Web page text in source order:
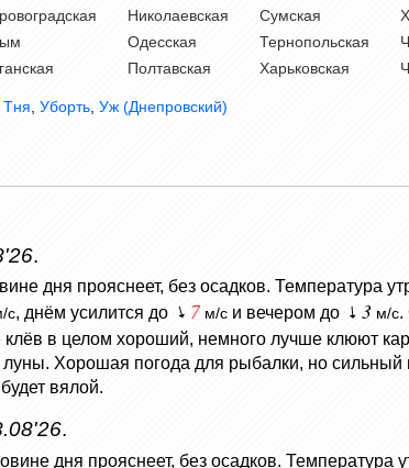
Николаевская
Одесская
Полтавская
Сумская
Тернопольская
Харьковская
Тня Уборть Уж (Днепровский)
.
дня прояснеет, без осадков. Температура
с, днём усилится до 7 м/с и вечером до 3 м/с.
в целом хороший, немного лучше клюют
Хорошая погода для рыбалки, но
вялой.
.
дня прояснеет, без осадков. Температура